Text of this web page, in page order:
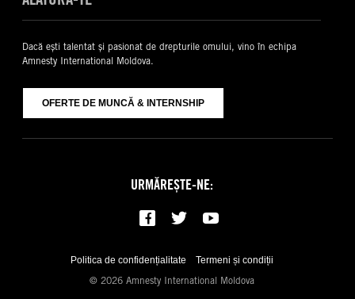
Dacă ești talentat și pasionat de drepturile omului, vino în echipa
Amnesty International Moldova.
OFERTE DE MUNCĂ & INTERNSHIP
Politica de confidențialitate Termeni și condiții
© 2026 Amnesty International Moldova
URMĂREȘTE-NE: